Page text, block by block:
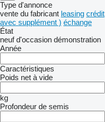
Type d'annonce
vente du fabricant leasing crédit
avec supplément ) échange
État
neuf d'occasion démonstration
Année
Caractéristiques
Poids net à vide
kg
Profondeur de semis